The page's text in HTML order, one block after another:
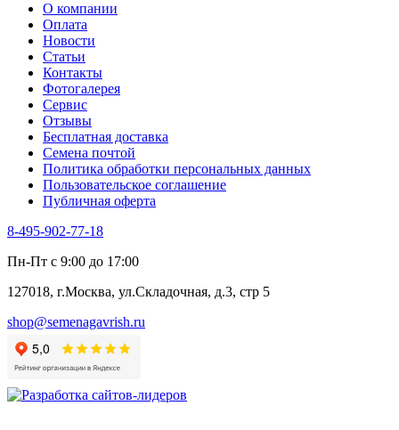
О компании
Оплата
Новости
Статьи
Контакты
Фотогалерея​
Сервис
Отзывы
Бесплатная доставка
Семена почтой
Политика обработки персональных данных
Пользовательское соглашение
Публичная оферта
8-495-902-77-18
Пн-Пт с 9:00 до 17:00
127018, г.Москва, ул.Складочная, д.3, стр 5
shop@semenagavrish.ru